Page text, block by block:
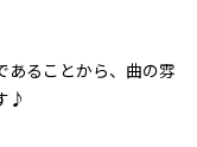
あることから、曲の雰
♪